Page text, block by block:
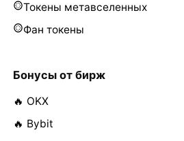
Токены метавселенных
Фан токены
Бонусы от бирж
🔥 OKX
🔥 Bybit